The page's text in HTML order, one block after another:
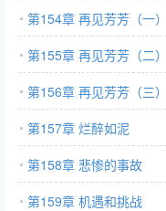
第154章 再见芳芳（一）
第155章 再见芳芳（二）
第156章 再见芳芳（三）
第157章 烂醉如泥
第158章 悲惨的事故
第159章 机遇和挑战